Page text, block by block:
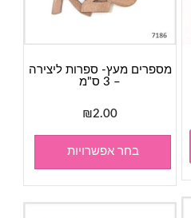
מספרים מעץ- ספרות ליצירה
– 3 ס"מ
₪2.00
בחר אפשרויות